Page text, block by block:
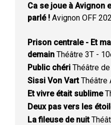
Ca se joue à Avignon
parlé ! Avignon OFF
Prison centrale - Et
demain Théâtre 3T -
Public chéri Théâtre
Sissi Von VartThéâtre
Et vivre était sublime
Deux pas vers les
La fileuse de nuit